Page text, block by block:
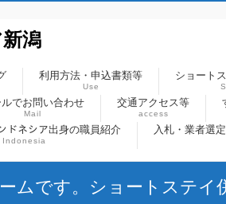
潟
利用方法・申込書類等
Use
ショート
ルでお問い合わせ
Mail
交通アクセス等
access
ドネシア出身の職員紹介
Indonesia
入札・業者選定
ムです。ショートステイ